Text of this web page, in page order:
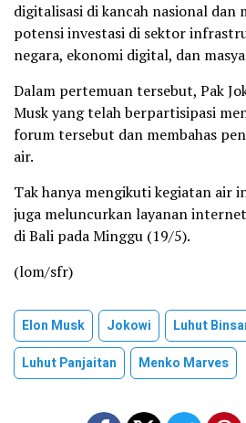
digitalisasi di kancah nasional dan
potensi investasi di sektor
negara, ekonomi digital, dan
Dalam pertemuan tersebut, Pak
Musk yang telah berpartisipasi
forum tersebut dan membahas
air.
Tak hanya mengikuti kegiatan air
juga meluncurkan layanan
di Bali pada Minggu (19/5).
(lom/sfr)
Elon Musk Jokowi
Luhut
Luhut Panjaitan
Menko Marves